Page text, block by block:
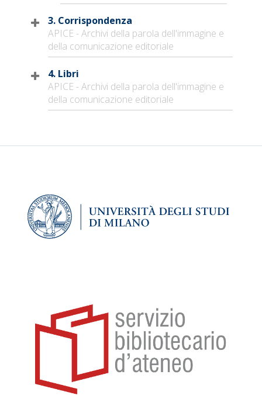
3. Corrispondenza
APICE - Archivi della parola dell'immagine e
della comunicazione editoriale
4. Libri
APICE - Archivi della parola dell'immagine e
della comunicazione editoriale